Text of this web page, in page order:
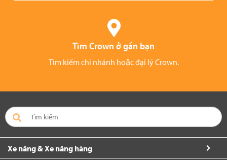
Tìm Crown ở gần bạn
Tìm kiếm chi nhánh hoặc đại lý Crown.
Xe nâng & Xe nâng hàng